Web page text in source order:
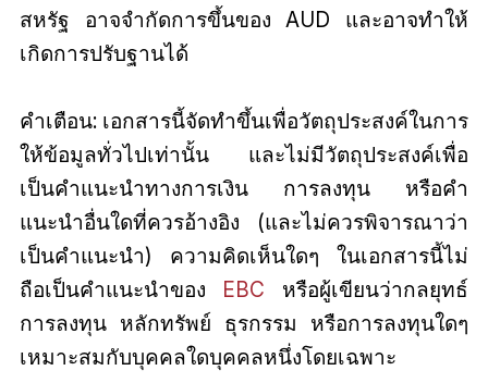
สหรัฐ อาจจำกัดการขึ้นของ AUD และอาจทำให้
เกิดการปรับฐานได้
คำเตือน: เอกสารนี้จัดทำขึ้นเพื่อวัตถุประสงค์ในการ
ให้ข้อมูลทั่วไปเท่านั้น และไม่มีวัตถุประสงค์เพื่อ
เป็นคำแนะนำทางการเงิน การลงทุน หรือคำ
แนะนำอื่นใดที่ควรอ้างอิง (และไม่ควรพิจารณาว่า
เป็นคำแนะนำ) ความคิดเห็นใดๆ ในเอกสารนี้ไม่
ถือเป็นคำแนะนำของ EBC หรือผู้เขียนว่ากลยุทธ์
การลงทุน หลักทรัพย์ ธุรกรรม หรือการลงทุนใดๆ
เหมาะสมกับบุคคลใดบุคคลหนึ่งโดยเฉพาะ